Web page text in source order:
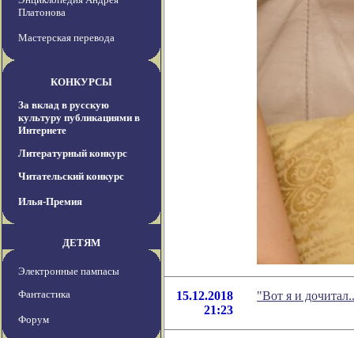
Платонова
Мастерская перевода
КОНКУРСЫ
За вклад в русскую
культуру публикациями в
Интернете
Литературный конкурс
Читательский конкурс
Илья-Премия
ДЕТЯМ
Электронные пампасы
Фантастика
Форум
15.12.2018
21:23
"Вот я и